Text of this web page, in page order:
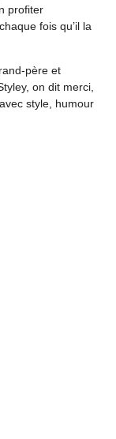
profiter
fois qu’il la
père et
on dit merci,
style, humour